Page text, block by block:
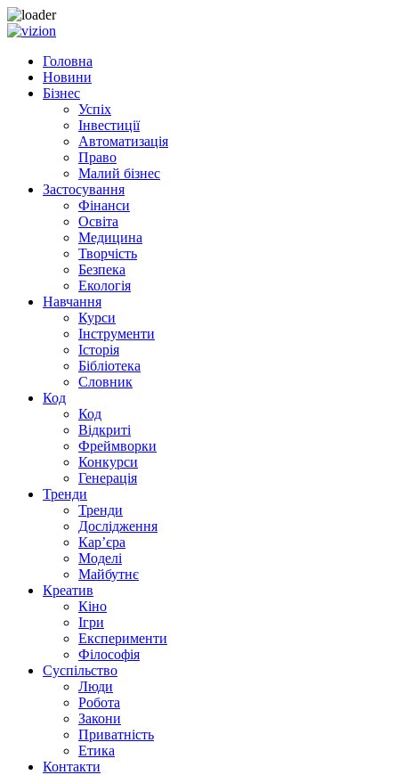
Skip
contentГоловна
Новини
Бізнес
Успіх
Інвестиції
Автоматизація
Право
Малий бізнес
Застосування
Фінанси
Освіта
Медицина
Творчість
Безпека
Екологія
Навчання
Курси
Інструменти
Історія
Бібліотека
Словник
Код
Код
Відкриті
Фреймворки
Конкурси
Генерація
Тренди
Тренди
Дослідження
Кар’єра
Моделі
Майбутнє
Креатив
Кіно
Ігри
Експерименти
Філософія
Суспільство
Люди
Робота
Закони
Приватність
Етика
Контакти